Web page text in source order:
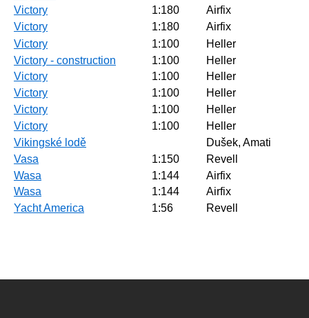
Victory
1:180
Airfix
Victory
1:180
Airfix
Victory
1:100
Heller
Victory - construction
1:100
Heller
Victory
1:100
Heller
Victory
1:100
Heller
Victory
1:100
Heller
Victory
1:100
Heller
Vikingské lodě
Dušek, Amati
Vasa
1:150
Revell
Wasa
1:144
Airfix
Wasa
1:144
Airfix
Yacht America
1:56 Revell